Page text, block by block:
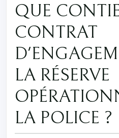
QUE
CONTRAT
LA RÉSERVE
LA POLICE ?